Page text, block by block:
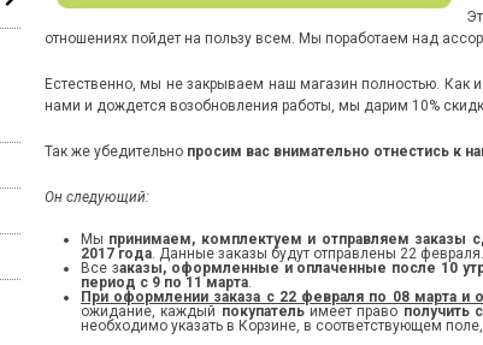
отношениях пойдет на пользу всем. Мы поработаем над
Естественно, мы не закрываем наш магазин полностью. Как
нами и дождется возобновления работы, мы дарим 10%
Так же убедительно просим вас внимательно отнестись к
Он следующий:
Мы принимаем, комплектуем и отправляем заказы
2017 года. Данные заказы будут отправлены 22 февраля.
Все заказы, оформленные и оплаченные после 10
период с 9 по 11 марта.
При оформлении заказа с 22 февраля по 08 марта
ожидание, каждый покупательимеет право получить
необходимо указать в Корзине, в соответствующем